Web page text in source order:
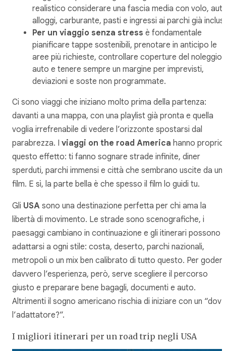
realistico considerare una fascia media con volo,
alloggi, carburante, pasti e ingressi ai parchi già
Per un viaggio senza stress è fondamentale
pianificare tappe sostenibili, prenotare in anticipo le
aree più richieste, controllare coperture del noleggio
auto e tenere sempre un margine per imprevisti,
deviazioni e soste non programmate.
Ci sono viaggi che iniziano molto prima della partenza:
davanti a una mappa, con una playlist già pronta e quella
voglia irrefrenabile di vedere l’orizzonte spostarsi dal
parabrezza. I viaggi on the road America hanno proprio
questo effetto: ti fanno sognare strade infinite, diner
sperduti, parchi immensi e città che sembrano uscite da un
film. E sì, la parte bella è che spesso il film lo guidi tu.
Gli USA sono una destinazione perfetta per chi ama la
libertà di movimento. Le strade sono scenografiche, i
paesaggi cambiano in continuazione e gli itinerari possono
adattarsi a ogni stile: costa, deserto, parchi nazionali,
metropoli o un mix ben calibrato di tutto questo. Per
davvero l’esperienza, però, serve scegliere il percorso
giusto e preparare bene bagagli, documenti e auto.
Altrimenti il sogno americano rischia di iniziare con un
l’adattatore?”.
I migliori itinerari per un road trip negli USA